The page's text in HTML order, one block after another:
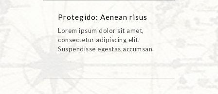
Protegido: Aenean risus
Lorem ipsum dolor sit amet,
consectetur adipiscing elit.
Suspendisse egestas accumsan.